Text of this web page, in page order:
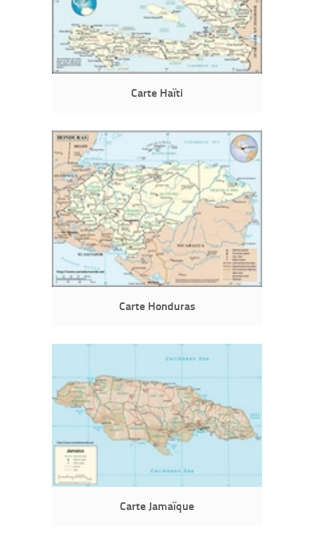
Carte Haïti
Carte Honduras
Carte Jamaïque